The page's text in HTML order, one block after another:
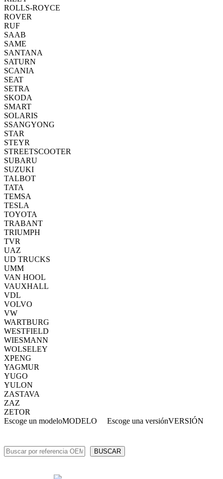
ROLLS-ROYCE
ROVER
RUF
SAAB
SAME
SANTANA
SATURN
SCANIA
SEAT
SETRA
SKODA
SMART
SOLARIS
SSANGYONG
STAR
STEYR
STREETSCOOTER
SUBARU
SUZUKI
TALBOT
TATA
TEMSA
TESLA
TOYOTA
TRABANT
TRIUMPH
TVR
UAZ
UD TRUCKS
UMM
VAN HOOL
VAUXHALL
VDL
VOLVO
VW
WARTBURG
WESTFIELD
WIESMANN
WOLSELEY
XPENG
YAGMUR
YUGO
YULON
ZASTAVA
ZAZ
ZETOR
Escoge un modeloMODELO Escoge una versiónVERSIÓN